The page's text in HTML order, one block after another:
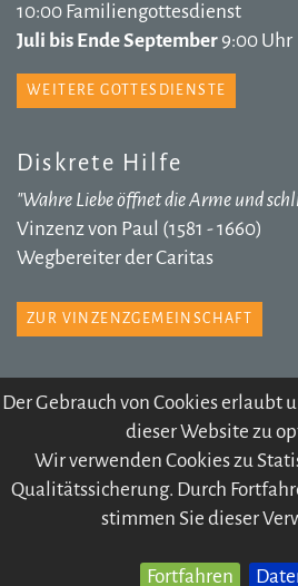
Der Gebrauch von Cookies erlaubt
dieser Website zu
Wir verwenden Cookies zu
Qualitätssicherung. Durch
stimmen Sie dieser
Fortfahren
10:00 Familiengottesdienst
Juli bis Ende September 9:00 Uhr
WEITERE GOTTESDIENSTE
Diskrete Hilfe
"Wahre Liebe öffnet die Arme und
Vinzenz von Paul (1581 - 1660)
Wegbereiter der Caritas
ZUR VINZENZGEMEINSCHAFT
© 2026 Pfarre
IMPRESSUM SITEMAP
KONTODATEN